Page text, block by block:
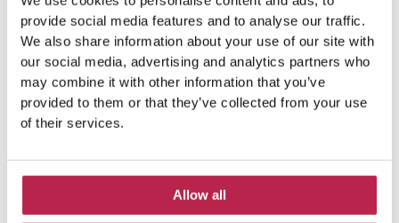
provide social media features and to analyse our traffic.
We also share information about your use of our site with
our social media, advertising and analytics partners who
may combine it with other information that you’ve
provided to them or that they’ve collected from your use
of their services.
Allow all
Duik in de laatste
avonturen van onze villa
gasten
Rianne Westerveen e